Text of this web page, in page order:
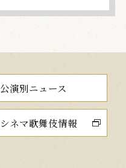
公演別ニュース
シネマ歌舞伎情報